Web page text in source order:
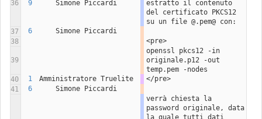
36 9 Simone Piccardi
estratto il contenuto
del certificato PKCS12
su un file @.pem@ con:
37
6
Simone Piccardi
38
<pre>
39
openssl pkcs12 -in
originale.p12 -out
temp.pem -nodes
40
1 Amministratore Truelite
</pre>
41
6 Simone Piccardi
verrà chiesta la
password originale, data